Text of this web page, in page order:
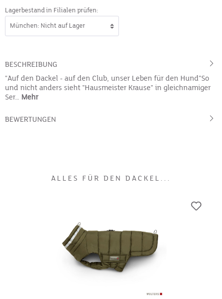
Lagerbestand in Filialen prüfen:
BESCHREIBUNG
"Auf den Dackel - auf den Club, unser Leben für den Hund"So
und nicht anders sieht "Hausmeister Krause" in gleichnamiger
Ser… Mehr
BEWERTUNGEN
ALLES FÜR DEN DACKEL...